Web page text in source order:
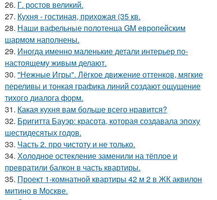
26. Г. ростов великий.
27. Кухня - гостиная, прихожая (35 кв.
28. Наши вафельные полотенца GM европейским
шармом наполнены.
29. Иногда именно маленькие детали интерьер по-
настоящему живым делают.
30. "Нежные Игры". Лёгкое движение оттенков, мягкие
переливы и тонкая графика линий создают ощущение
тихого диалога форм.
31. Какая кухня вам больше всего нравится?
32. Бригитта Бауэр: красота, которая создавала эпоху
шестидесятых годов.
33. Часть 2. про чистоту и не только.
34. Холодное остекление заменили на тёплое и
превратили балкон в часть квартиры.
35. Проект 1-комнатной квартиры 42 м 2 в ЖК аквилон
митино в Москве.